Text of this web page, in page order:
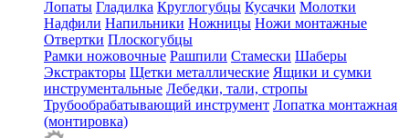
Лопаты Гладилка Круглогубцы Кусачки Молотки
Надфили Напильники Ножницы Ножи монтажные
Отвертки Плоскогубцы
Рамки ножовочные Рашпили Стамески Шаберы
Экстракторы Щетки металлические Ящики и сумки
инструментальные Лебедки, тали, стропы
Трубообрабатывающий инструмент Лопатка монтажная
(монтировка)